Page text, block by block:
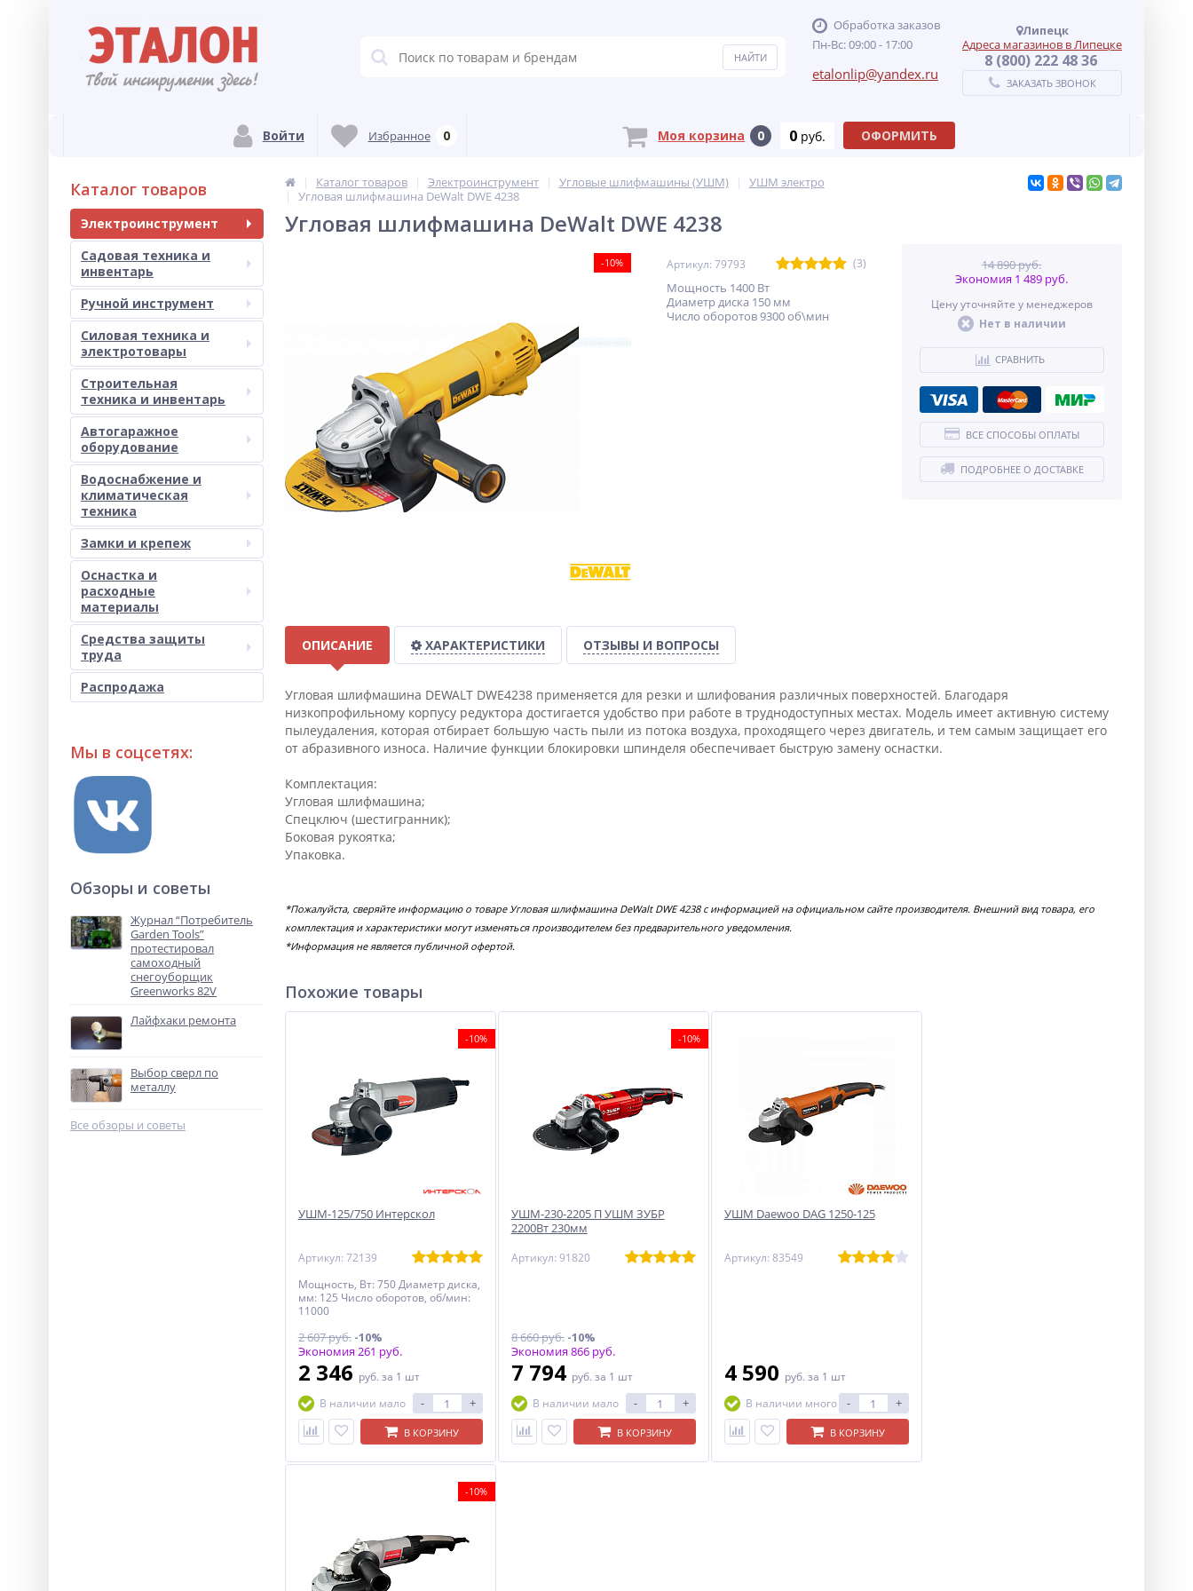
Обработка заказов
Пн-Вс: 09:00 - 17:00
etalonlip@yandex.ru
Липецк
Адреса магазинов в Липецке
8 (800) 222 48 36
ЗАКАЗАТЬ ЗВОНОК
Войти Избранное 0 Моя корзина 0 0 руб. ОФОРМИТЬ
Каталог товаров
Электроинструмент
Садовая техника и
инвентарь
Ручной инструмент
Силовая техника и
электротовары
Строительная
техника и инвентарь
Автогаражное
оборудование
Водоснабжение и
климатическая
техника
Замки и крепеж
Оснастка и
расходные
материалы
Средства защиты
труда
Распродажа
Мы в соцсетях:
Обзоры и советы
Журнал “Потребитель
Garden Tools”
протестировал
самоходный
снегоуборщик
Greenworks 82V
Лайфхаки ремонта
Выбор сверл по
металлу
Все обзоры и советы
Каталог товаров Электроинструмент Угловые шлифмашины (УШМ)
УШМ электро
Угловая шлифмашина DeWalt DWE 4238
Угловая шлифмашина DeWalt DWE 4238
-10% Артикул: 79793 (3)
Мощность 1400 Вт
Диаметр диска 150 мм
Число оборотов 9300 об\мин
14 890 руб.
Экономия 1 489 руб.
Цену уточняйте у менеджеров
Нет в наличии
СРАВНИТЬ
ВСЕ СПОСОБЫ ОПЛАТЫ
ПОДРОБНЕЕ О ДОСТАВКЕ
ОПИСАНИЕ ХАРАКТЕРИСТИКИ ОТЗЫВЫ И ВОПРОСЫ
Угловая шлифмашина DEWALT DWE4238 применяется для резки и шлифования различных поверхностей. Благодаря
низкопрофильному корпусу редуктора достигается удобство при работе в труднодоступных местах. Модель имеет активную систему
пылеудаления, которая отбирает большую часть пыли из потока воздуха, проходящего через двигатель, и тем самым защищает его
от абразивного износа. Наличие функции блокировки шпинделя обеспечивает быструю замену оснастки.
Комплектация:
Угловая шлифмашина;
Спецключ (шестигранник);
Боковая рукоятка;
Упаковка.
*Пожалуйста, сверяйте информацию о товаре Угловая шлифмашина DeWalt DWE 4238 с информацией на официальном сайте производителя. Внешний вид товара, его
комплектация и характеристики могут изменяться производителем без предварительного уведомления.
*Информация не является публичной офертой.
Похожие товары
-10%
УШМ-125/750 Интерскол
Артикул: 72139
Мощность, Вт: 750 Диаметр диска,
мм: 125 Число оборотов, об/мин:
11000
2 607 руб.-10%
Экономия 261 руб.
2 346 руб. за 1 шт
В наличии мало
- +
В КОРЗИНУ
-10%
УШМ-230-2205 П УШМ ЗУБР
2200Вт 230мм
Артикул: 91820
8 660 руб.-10%
Экономия 866 руб.
7 794 руб. за 1 шт
В наличии мало
- +
В КОРЗИНУ
УШМ Daewoo DAG 1250-125
Артикул: 83549
4 590 руб. за 1 шт
В наличии много
- +
В КОРЗИНУ
-10%